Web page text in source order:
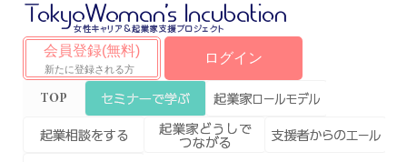
会員登録(無料)
新たに登録される方
ログイン
Top セミナーで学ぶ
起業家ロールモデ
ル